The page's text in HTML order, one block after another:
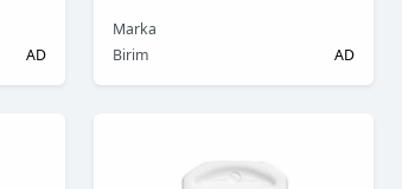
AD
Marka
Birim
AD